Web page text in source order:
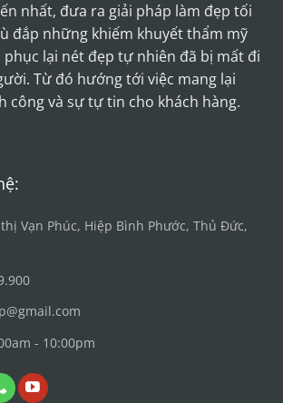
nhất, đưa ra giải pháp làm đẹp tối
đắp những khiếm khuyết thẩm mỹ
phục lại nét đẹp tự nhiên đã bị mất đi
Từ đó hướng tới việc mang lại
công và sự tự tin cho khách hàng.
Vạn Phúc, Hiệp Bình Phước, Thủ Đức,
- 10:00pm